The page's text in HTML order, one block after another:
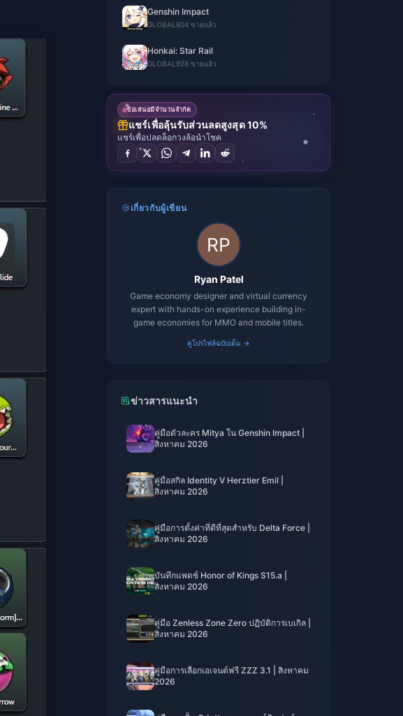
Genshin Impact
GLOBAL 804 ขายแล้ว
Honkai: Star Rail
GLOBAL 928 ขายแล้ว
ข้อเสนอมีจำนวนจำกัด
แชร์เพื่อลุ้นรับส่วนลดสูงสุด 10%
แชร์เพื่อปลดล็อกวงล้อนำโชค
เกี่ยวกับผู้เขียน
Ryan Patel
Game economy designer and virtual currency
expert with hands-on experience building in-
game economies for MMO and mobile titles.
ดูโปรไฟล์ฉบับเต็ม →
ข่าวสารแนะนำ
คู่มือตัวละคร Mitya ใน Genshin Impact |
สิงหาคม 2026
คู่มือสกิล Identity V Herztier Emil |
สิงหาคม 2026
คู่มือการตั้งค่าที่ดีที่สุดสำหรับ Delta Force |
สิงหาคม 2026
บันทึกแพตช์ Honor of Kings S15.a |
สิงหาคม 2026
คู่มือ Zenless Zone Zero ปฏิบัติการเบเกิล |
สิงหาคม 2026
คู่มือการเลือกเอเจนต์ฟรี ZZZ 3.1 | สิงหาคม
2026